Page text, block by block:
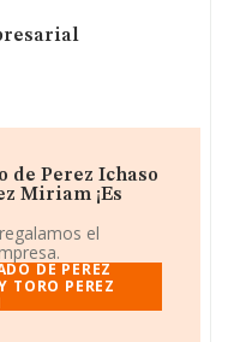
de Perez Ichaso
Miriam ¡Es
el
DE PEREZ
TORO PEREZ